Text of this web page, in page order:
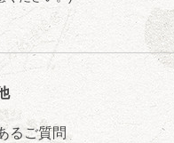
るご質問